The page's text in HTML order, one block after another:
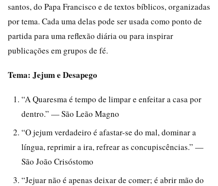
santos, do Papa Francisco e de textos bíblicos, organizadas
por tema. Cada uma delas pode ser usada como ponto de
partida para uma reflexão diária ou para inspirar
publicações em grupos de fé.
Tema: Jejum e Desapego
“A Quaresma é tempo de limpar e enfeitar a casa por
dentro.” — São Leão Magno
“O jejum verdadeiro é afastar-se do mal, dominar a
língua, reprimir a ira, refrear as concupiscências.” —
São João Crisóstomo
“Jejuar não é apenas deixar de comer; é abrir mão do